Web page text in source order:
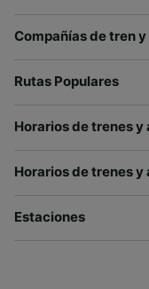
Compañías de tren
Rutas Populares
Horarios de trenes
Horarios de trenes
Estaciones